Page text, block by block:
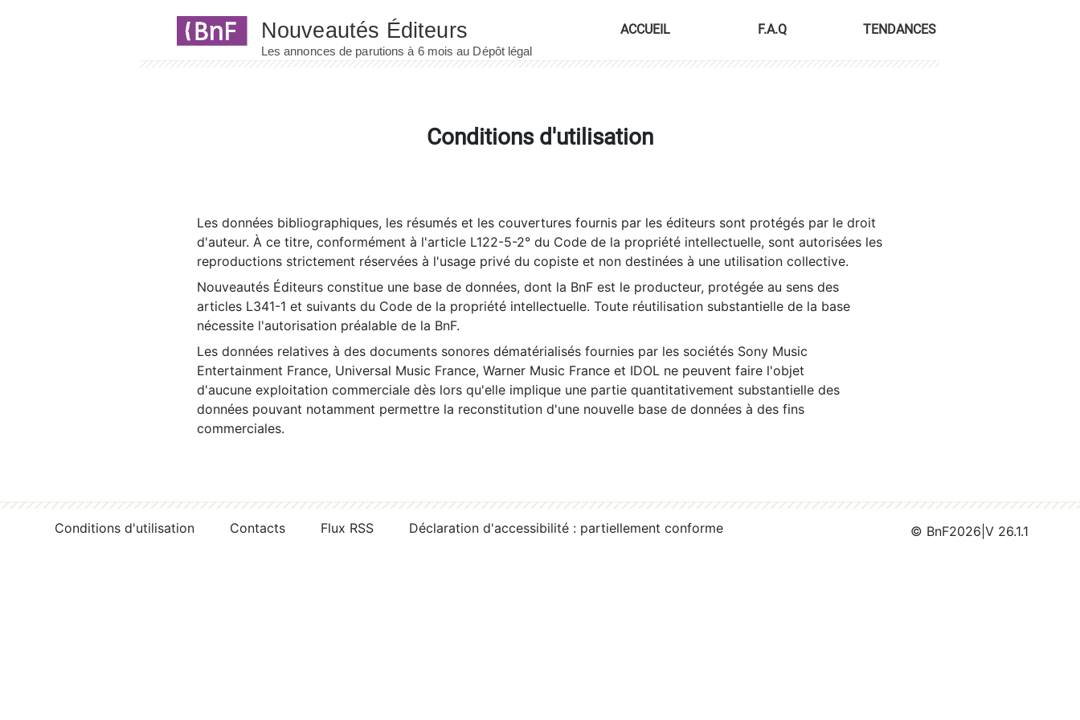
ACCUEIL F.A.Q TENDANCES
Conditions d'utilisation
Les données bibliographiques, les résumés et les couvertures fournis par les éditeurs sont protégés par le droit
d'auteur. À ce titre, conformément à l'article L122-5-2° du Code de la propriété intellectuelle, sont autorisées les
reproductions strictement réservées à l'usage privé du copiste et non destinées à une utilisation collective.
Nouveautés Éditeurs constitue une base de données, dont la BnF est le producteur, protégée au sens des
articles L341-1 et suivants du Code de la propriété intellectuelle. Toute réutilisation substantielle de la base
nécessite l'autorisation préalable de la BnF.
Les données relatives à des documents sonores dématérialisés fournies par les sociétés Sony Music
Entertainment France, Universal Music France, Warner Music France et IDOL ne peuvent faire l'objet
d'aucune exploitation commerciale dès lors qu'elle implique une partie quantitativement substantielle des
données pouvant notamment permettre la reconstitution d'une nouvelle base de données à des fins
commerciales.
Conditions d'utilisation Contacts Flux RSS Déclaration d'accessibilité : partiellement conforme © BnF2026 V 26.1.1